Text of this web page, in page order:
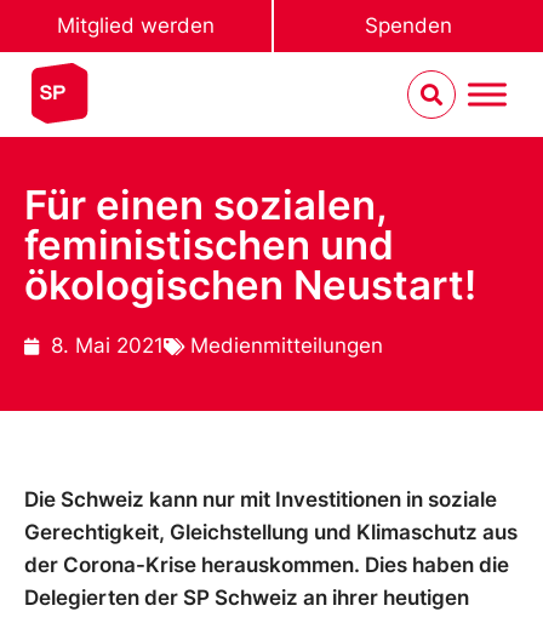
Mitglied werden Spenden
Für einen sozialen,
feministischen und
ökologischen Neustart!
8. Mai 2021 Medienmitteilungen
Die Schweiz kann nur mit Investitionen in soziale
Gerechtigkeit, Gleichstellung und Klimaschutz aus
der Corona-Krise herauskommen. Dies haben die
Delegierten der SP Schweiz an ihrer heutigen